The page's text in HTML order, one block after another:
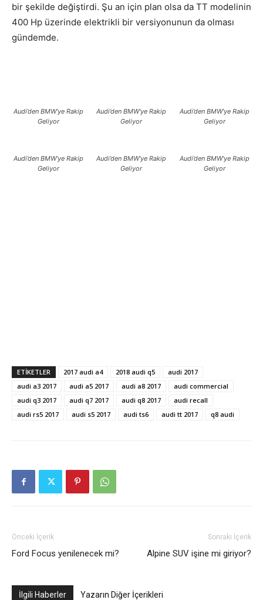
bir şekilde değiştirdi. Şu an için plan olsa da TT modelinin
400 Hp üzerinde elektrikli bir versiyonunun da olması
gündemde.
Audi’den BMW’ye Rakip
Geliyor
Audi’den BMW’ye Rakip
Geliyor
Audi’den BMW’ye Rakip
Geliyor
Audi’den BMW’ye Rakip
Geliyor
Audi’den BMW’ye Rakip
Geliyor
Audi’den BMW’ye Rakip
Geliyor
ETIKETLER 2017 audi a4 2018 audi q5
audi 2017
audi a3 2017
audi a5 2017 audi a8 2017
audi commercial
audi q3 2017
audi q7 2017 audi q8 2017
audi recall
audi rs5 2017
audi s5 2017 audi ts6 audi tt 2017 q8 audi
Önceki İçerik
Ford Focus yenilenecek mi?
Sonraki İçerik
Alpine SUV işine mi giriyor?
İlgili Haberler Yazarın Diğer İçerikleri